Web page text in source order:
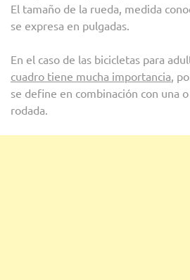
El tamaño de la rueda, medida
se expresa en pulgadas.
En el caso de las bicicletas para
cuadro tiene mucha importancia,
se define en combinación con una
rodada.